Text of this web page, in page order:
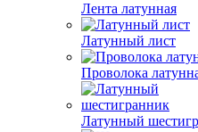
Лента латунная
Латунный лист
Проволока
Латунный